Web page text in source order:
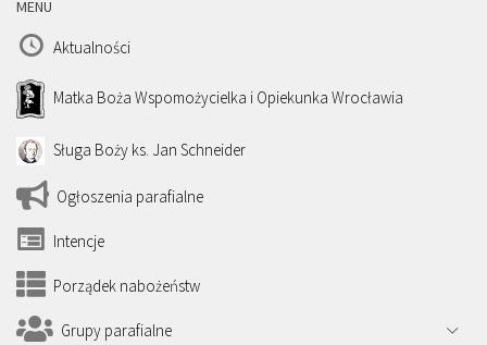
MENU
Aktualności
Matka Boża Wspomożycielka i Opiekunka Wrocławia
Sługa Boży ks. Jan Schneider
Ogłoszenia parafialne
Intencje
Porządek nabożeństw
Grupy parafialne